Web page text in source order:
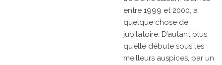
entre 1999 et 2000, a
quelque chose de
jubilatoire. D’autant plus
qu’elle débute sous les
meilleurs auspices, par un